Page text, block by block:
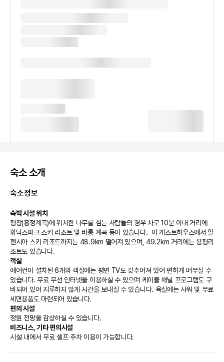
숙소 소개
숙소정보
숙박 시설 위치
평창(흥정계곡)에 위치한 나무를 심는 사람들의 경우 차로 10분 이내 거리에
휘닉스파크 스키 리조트 및 바롱 계곡 등이 있습니다.  이 게스트하우스에서 알
펜시아 스키 리조트까지는 48.9km 떨어져 있으며, 49.2km 거리에는 용평리
조트도 있습니다.
객실
에어컨이 설치된 6개의 객실에는 평면 TV도 갖추어져 있어 편하게 머무실 수
있습니다. 무료 무선 인터넷을 이용하실 수 있으며 케이블 채널 프로그램도 구
비되어 있어 지루하지 않게 시간을 보내실 수 있습니다. 욕실에는 샤워 및 무료
세면용품도 마련되어 있습니다.
편의 시설
정원 전망을 감상하실 수 있습니다.
비즈니스, 기타 편의시설
시설 내에서 무료 셀프 주차 이용이 가능합니다.